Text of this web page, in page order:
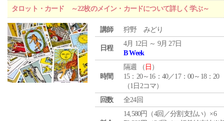
タロット・カード ～22枚のメイン・カードについて詳しく学ぶ～
講師 狩野 みどり
日程
4月 12日 ～ 9月 27日
B Week
時間
隔週 （ 日 ）
15：20～16：40／17：00～18：20
（1日2コマ）
回数
全24回
14,580円（4回／分割支払い）×6